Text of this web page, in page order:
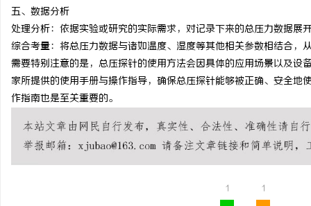
五、数据分析
处理分析：依据实验或研究的实际需求，对记录下来的总压力数据展
综合考量：将总压力数据与诸如温度、湿度等其他相关参数相结合，
需要特别注意的是，总压探针的使用方法会因具体的应用场景以及
家所提供的使用手册与操作指导，确保总压探针能够被正确、安全
作指南也是至关重要的。
1 1